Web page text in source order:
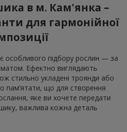
в м. Кам'янка –
для гармонійної
особливого підбору рослин — за
Ефектно виглядають
стильно укладені троянди або
пам’ятати, що для створення
яке ви хочете передати
важлива кожна деталь